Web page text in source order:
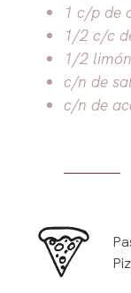
1 c/p de
1/2 c/c
1/2
c/n de sal
c/n de